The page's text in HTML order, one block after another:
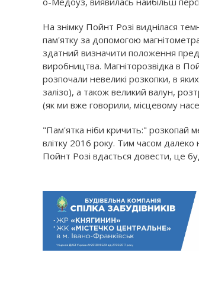
На знімку Пойнт Розі виднілася
пам'ятку за допомогою
здатний визначити положення
виробництва. Магніторозвідка в
розпочали невеликі розкопки, в
залізо), а також великий валун,
(як ми вже говорили, місцевому
"Пам'ятка ніби кричить:" розкопай
влітку 2016 року. Тим часом далеко
Пойнт Розі вдасться довести, це